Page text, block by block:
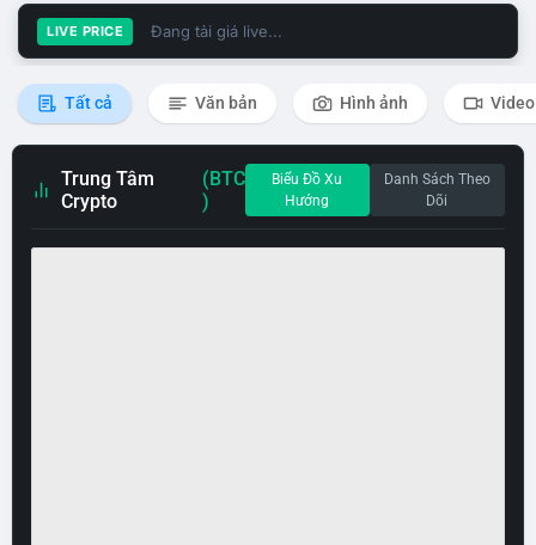
LIVE PRICE Đang tải giá live...
Tất cả Văn bản Hình ảnh Video
Trung Tâm
Crypto
(BTC
)
Biểu Đồ Xu
Hướng
Danh Sách Theo
Dõi